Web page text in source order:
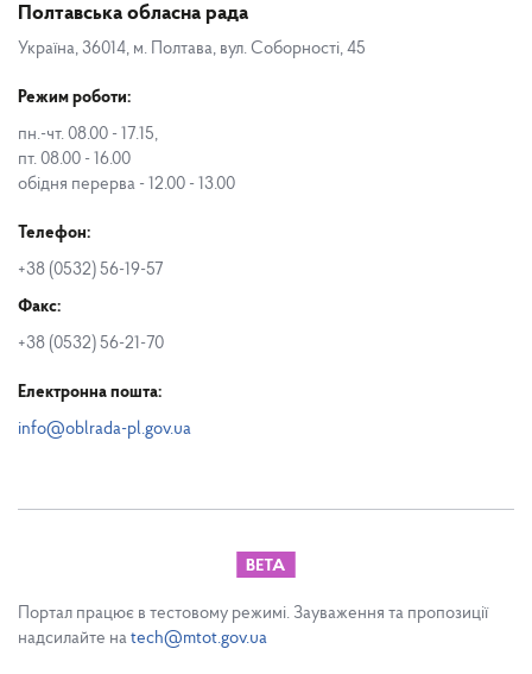
Полтавська обласна рада
Україна, 36014, м. Полтава, вул. Соборності, 45
Режим роботи:
пн.-чт. 08.00 - 17.15,
пт. 08.00 - 16.00
обідня перерва - 12.00 - 13.00
Телефон:
+38 (0532) 56-19-57
Факс:
+38 (0532) 56-21-70
Електронна пошта:
info@oblrada-pl.gov.ua
Портал працює в тестовому режимі. Зауваження та пропозиції
надсилайте на tech@mtot.gov.ua